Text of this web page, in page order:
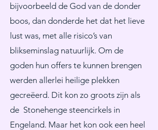
bijvoorbeeld de God van de donder
boos, dan donderde het dat het lieve
lust was, met alle risico’s van
blikseminslag natuurlijk. Om de
goden hun offers te kunnen brengen
werden allerlei heilige plekken
gecreëerd. Dit kon zo groots zijn als
de Stonehenge steencirkels in
Engeland. Maar het kon ook een heel